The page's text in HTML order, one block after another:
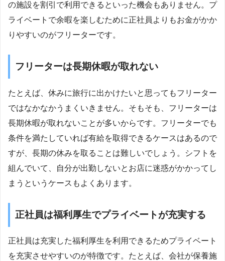
の施設を割引で利用できるといった機会もありません。プ
ライベートで余暇を楽しむために正社員よりもお金がかか
りやすいのがフリーターです。
フリーターは長期休暇が取れない
たとえば、休みに旅行に出かけたいと思ってもフリーター
ではなかなかうまくいきません。そもそも、フリーターは
長期休暇が取れないことが多いからです。フリーターでも
条件を満たしていれば有給を取得できるケースはあるので
すが、長期の休みを取ることは難しいでしょう。シフトを
組んでいて、自分が出勤しないとお店に迷惑がかかってし
まうというケースもよくあります。
正社員は福利厚生でプライベートが充実する
正社員は充実した福利厚生を利用できるためプライベート
を充実させやすいのが特徴です。たとえば、会社が保養施